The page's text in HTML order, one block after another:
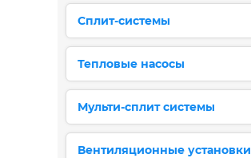
Сплит-системы
Тепловые насосы
Мульти-сплит системы
Вентиляционные установки